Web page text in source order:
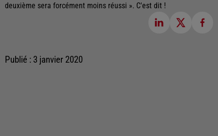
deuxième sera forcément moins réussi ». C'est dit !
Publié : 3 janvier 2020